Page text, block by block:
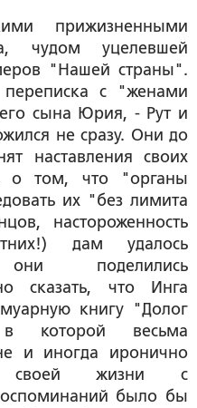
прижизненными
чудом уцелевшей
"Нашей страны".
с "женами
сына Юрия, - Рут и
не сразу. Они до
наставления своих
о том, что "органы
их "без лимита
настороженность
дам удалось
поделились
сказать, что Инга
книгу "Долог
которой весьма
и иногда иронично
своей жизни с
было бы